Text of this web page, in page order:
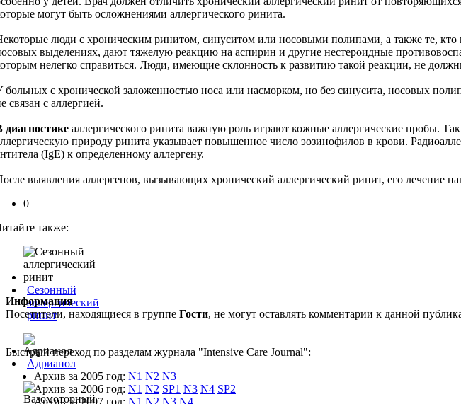
могут быть осложнениями аллергического ринита.
люди с хроническим ринитом, синуситом или носовыми полипами, а также те,
выделениях, дают тяжелую реакцию на аспирин и другие нестероидные
нелегко справиться. Люди, имеющие склонность к развитию такой реакции, не
больных с хронической заложенностью носа или насморком, но без синусита, носовых
связан с аллергией.
диагностике аллергического ринита важную роль играют кожные аллергические пробы.
природу ринита указывает повышенное число эозинофилов в крови.
(IgE) к определенному аллергену.
выявления аллергенов, вызывающих хронический аллергический ринит, его лечение
0
также:
Сезонный
аллергический
ринит
Адрианол
Информация
Посетители, находящиеся в группе Гости, не могут оставлять комментарии к данной
Быстрый переход по разделам журнала "Intensive Care Journal":
Архив за 2005 год: N1 N2 N3
Архив за 2006 год: N1 N2 SP1 N3 N4 SP2
Архив за 2007 год: N1 N2 N3 N4